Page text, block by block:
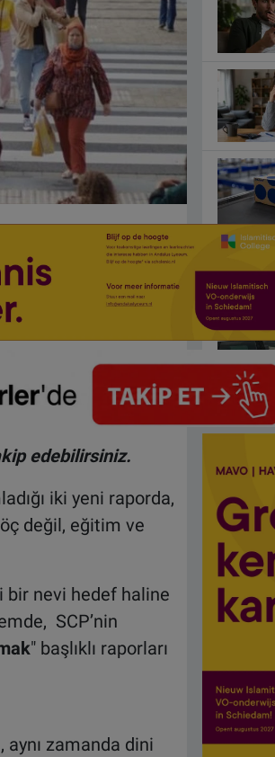
edebilirsiniz.
iki yeni raporda,
değil, eğitim ve
bir nevi hedef haline
SCP’nin
" başlıklı raporları
aynı zamanda dini